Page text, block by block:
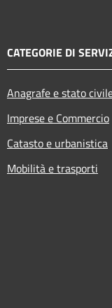
CATEGORIE DI
Anagrafe e stato
Imprese e Commercio
Catasto e urbanistica
Mobilità e trasporti